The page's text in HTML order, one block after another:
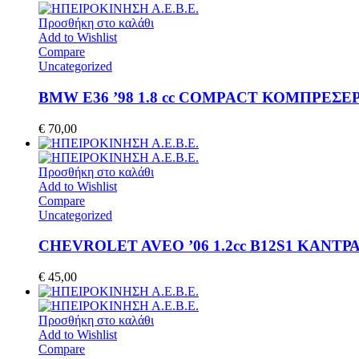
Προσθήκη στο καλάθι
Add to Wishlist
Compare
Uncategorized
BMW E36 ’98 1.8 cc COMPACT
€ 70,00
Προσθήκη στο καλάθι
Add to Wishlist
Compare
Uncategorized
CHEVROLET AVEO ’06 1.2cc B12S1
€ 45,00
Προσθήκη στο καλάθι
Add to Wishlist
Compare